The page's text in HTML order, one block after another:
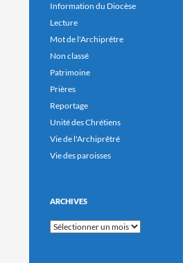
Information du Diocèse
Lecture
Mot de l'Archiprêtre
Non classé
Patrimoine
Prières
Reportage
Unité des Chrétiens
Vie de l'Archiprêtré
Vie des paroisses
ARCHIVES
Archives